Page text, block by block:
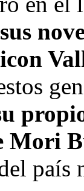
sus
Mori
país